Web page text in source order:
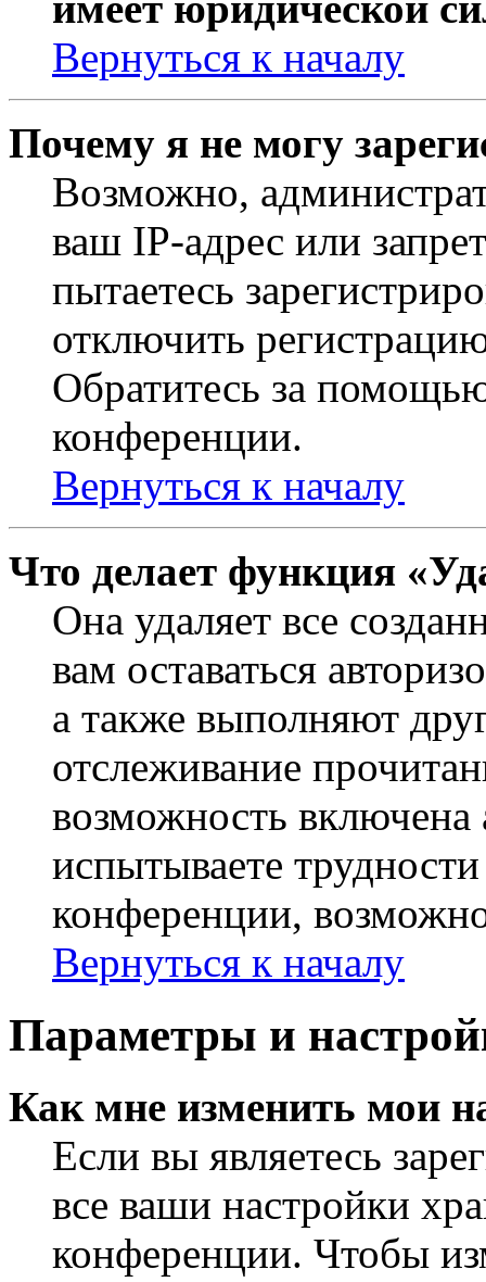
Вернуться к началу
Почему я не могу
Возможно,
ваш IP-адрес или
пытаетесь
отключить
Обратитесь за
конференции.
Вернуться к началу
Что делает функция
Она удаляет все
вам оставаться
а также выполняют
отслеживание
возможность
испытываете
конференции,
Вернуться к началу
Параметры и
Как мне изменить мои
Если вы являетесь
все ваши настройки
конференции. Чтобы